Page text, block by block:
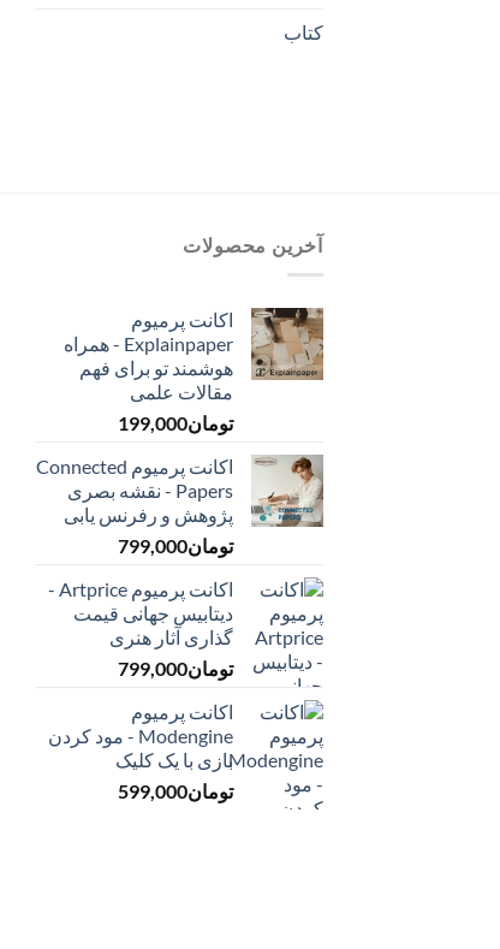
کتاب
آخرین محصولات
اکانت پرمیوم
Explainpaper - همراه
هوشمند تو برای فهم
مقالات علمی
تومان199,000
اکانت پرمیوم Connected
Papers - نقشه بصری
پژوهش و رفرنس یابی
تومان799,000
اکانت پرمیوم Artprice -
دیتابیس جهانی قیمت
‌گذاری آثار هنری
تومان799,000
اکانت پرمیوم
Modengine - مود کردن
بازی با یک کلیک
تومان599,000